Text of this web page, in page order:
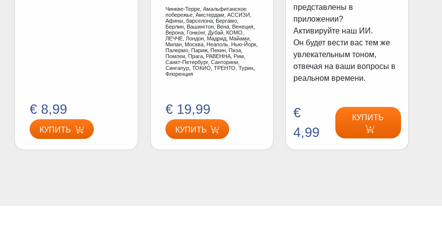
€ 8,99
КУПИТЬ
Чинкве-Терре, Амальфитанское
побережье, Амстердам, АССИЗИ,
Афины, барселона, Бергамо,
Берлин, Вашингтон, Вена, Венеция,
Верона, Гонконг, Дубай, КОМО,
ЛЕЧЧЕ, Лондон, Мадрид, Майами,
Милан, Москва, Неаполь, Нью-Йорк,
Палермо, Париж, Пекин, Пиза,
Помпеи, Прага, РАВЕННА, Рим,
Санкт-Петербург, Санторини,
Сингапур, ТОКИО, ТРЕНТО, Турин,
Флоренция
€ 19,99
КУПИТЬ
представлены в
приложении?
Активируйте наш ИИ.
Он будет вести вас тем же
увлекательным тоном,
отвечая на ваши вопросы в
реальном времени.
€
4,99
КУПИТЬ